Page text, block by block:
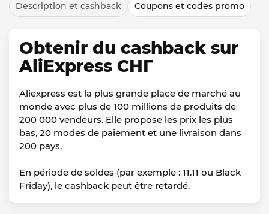
Description et cashback Coupons et codes promo
Obtenir du cashback sur
AliExpress СНГ
Aliexpress est la plus grande place de marché au
monde avec plus de 100 millions de produits de
200 000 vendeurs. Elle propose les prix les plus
bas, 20 modes de paiement et une livraison dans
200 pays.
En période de soldes (par exemple : 11.11 ou Black
Friday), le cashback peut être retardé.